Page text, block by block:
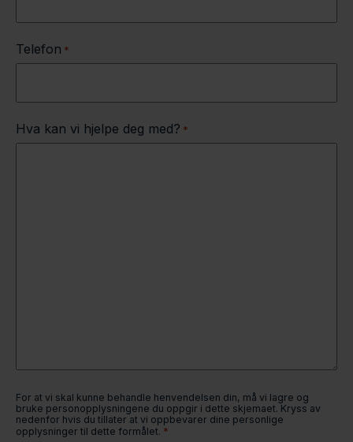
Telefon *
Hva kan vi hjelpe deg med? *
For at vi skal kunne behandle henvendelsen din, må vi lagre og
bruke personopplysningene du oppgir i dette skjemaet. Kryss av
nedenfor hvis du tillater at vi oppbevarer dine personlige
opplysninger til dette formålet. *